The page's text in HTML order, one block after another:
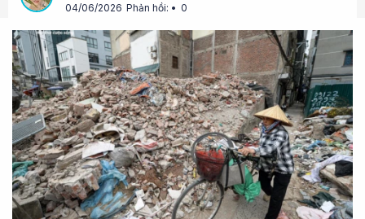
04/06/2026 Phản hồi: 0